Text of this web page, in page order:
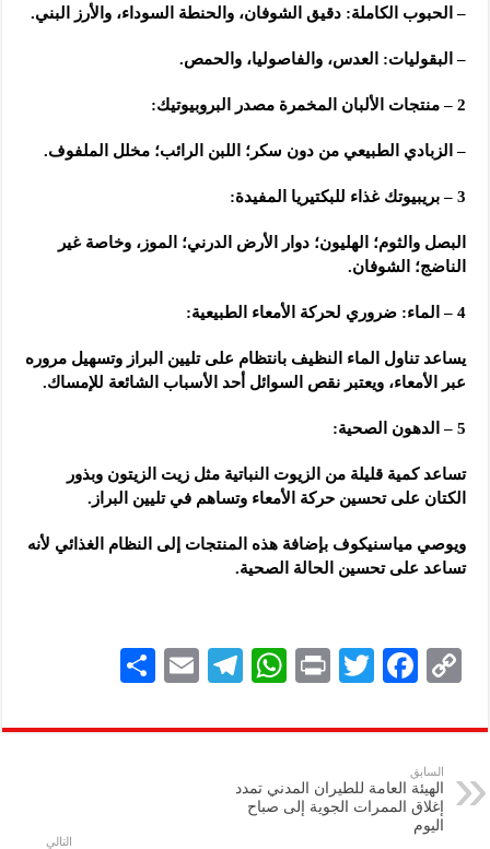
– الحبوب الكاملة: دقيق الشوفان، والحنطة السوداء، والأرز البني.
– البقوليات: العدس، والفاصوليا، والحمص.
2 – منتجات الألبان المخمرة مصدر البروبيوتيك:
– الزبادي الطبيعي من دون سكر؛ اللبن الرائب؛ مخلل الملفوف.
3 – بريبيوتك غذاء للبكتيريا المفيدة:
البصل والثوم؛ الهليون؛ دوار الأرض الدرني؛ الموز، وخاصة غير
الناضج؛ الشوفان.
4 – الماء: ضروري لحركة الأمعاء الطبيعية:
يساعد تناول الماء النظيف بانتظام على تليين البراز وتسهيل مروره
عبر الأمعاء، ويعتبر نقص السوائل أحد الأسباب الشائعة للإمساك.
5 – الدهون الصحية:
تساعد كمية قليلة من الزيوت النباتية مثل زيت الزيتون وبذور
الكتان على تحسين حركة الأمعاء وتساهم في تليين البراز.
ويوصي مياسنيكوف بإضافة هذه المنتجات إلى النظام الغذائي لأنه
تساعد على تحسين الحالة الصحية.
C
p
y
Li
n
F
eb
k
T
tt
P
nt
W
at
A
Te
gr
E
ai
ar
السابق
الهيئة العامة للطيران المدني تمدد
إغلاق الممرات الجوية إلى صباح
اليوم
التالي